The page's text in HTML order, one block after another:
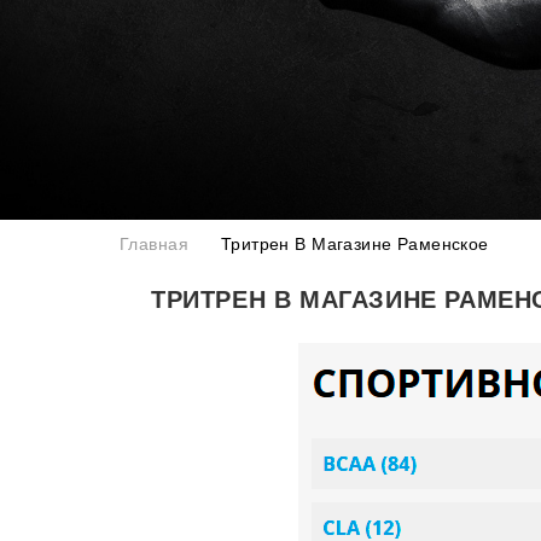
Главная Тритрен В Магазине Раменское
ТРИТРЕН В МАГАЗИНЕ